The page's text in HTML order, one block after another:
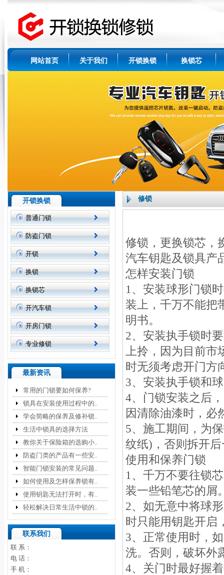
网站首页 关于我们 开锁换锁 换锁芯
开锁换锁
普通门锁
防盗门锁
开锁
换锁
换锁芯
开汽车锁
开房门锁
专业修锁
最新资讯
常用的门锁要如何保养?
锁具在安装使用过程中的..
学会简略的保养及修补锁..
生活中锁具的选择方法
教你关于保险箱的选购小..
防盗门类的产品有一些安..
智能门锁安装的常见问题..
如何使用及怎样保养锁有..
使用钥匙无法打开时，有..
轻松解决日常生活中锁的..
联系我们
联 系：
电 话：
手 机：
修锁
修锁，更换锁芯，
汽车钥匙及锁具产
怎样安装门锁
1、安装球形门锁
装上，千万不能把
明书。
2、安装执手锁时
上拎，因为目前市
时无须考虑开门方
3、安装执手锁和
4、门锁安装之后
因清除油漆时，必
5、施工期间，为
纹纸)，否则拆开
使用和保养门锁
1、千万不要往锁
装一些铅笔芯的屑
2、如无意中将球
时只能用钥匙开启
3、正常使用时，
洗。否则，破坏外
4、关门时最好握